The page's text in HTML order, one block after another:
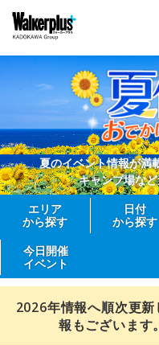
夏のイベント情報が満
キャンプ場な
エリア
から探す
日付
から探す
今日開催
イベント
2026年情報へ順次更
報もございます